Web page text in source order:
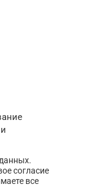
и
согласие
все